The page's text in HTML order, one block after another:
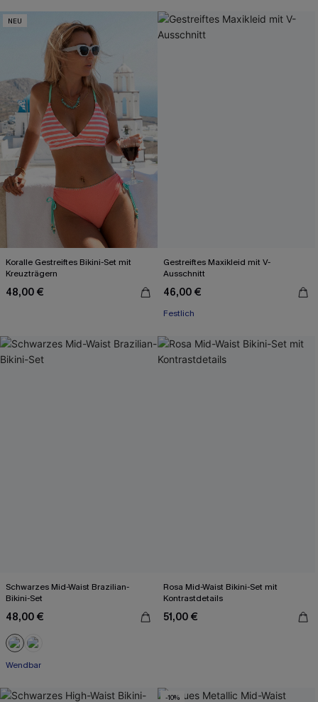
NEU
Koralle Gestreiftes Bikini-Set mit
Kreuzträgern
48,00 €
Gestreiftes Maxikleid mit V-
Ausschnitt
46,00 €
Festlich
Schwarzes Mid-Waist Brazilian-
Bikini-Set
48,00 €
Wendbar
Rosa Mid-Waist Bikini-Set mit
Kontrastdetails
51,00 €
-10%